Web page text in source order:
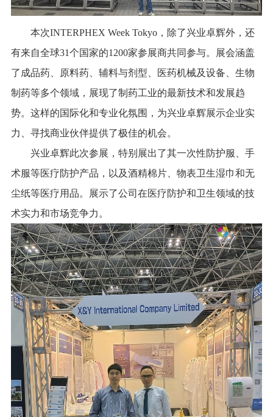
本次INTERPHEX Week Tokyo，除了兴业卓辉外，还
有来自全球31个国家的1200家参展商共同参与。展会涵盖
了成品药、原料药、辅料与剂型、医药机械及设备、生物
制药等多个领域，展现了制药工业的最新技术和发展趋
势。这样的国际化和专业化氛围，为兴业卓辉展示企业实
力、寻找商业伙伴提供了极佳的机会。
兴业卓辉此次参展，特别展出了其一次性防护服、手
术服等医疗防护产品，以及酒精棉片、物表卫生湿巾和无
尘纸等医疗用品。展示了公司在医疗防护和卫生领域的技
术实力和市场竞争力。